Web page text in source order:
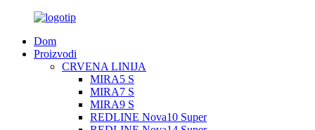
Dom
Proizvodi
CRVENA LINIJA
MIRA5 S
MIRA7 S
MIRA9 S
REDLINE Nova10 Super